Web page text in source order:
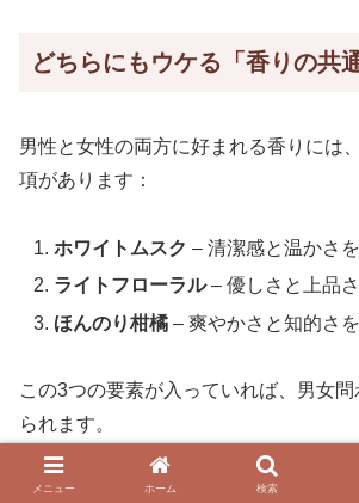
どちらにもウケる「香りの共
男性と女性の両方に好まれる香りには
項があります：
ホワイトムスク – 清潔感と温かさ
ライトフローラル– 優しさと上品
ほんのり柑橘 – 爽やかさと知的さ
この3つの要素が入っていれば、男女問
られます。
メニュー ホーム 検索